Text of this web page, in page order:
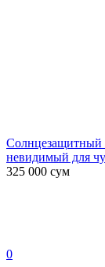
Солнцезащитный
невидимый для
325 000 сум
0